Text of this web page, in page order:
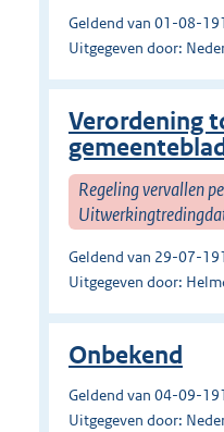
Geldend van 01-08-
Uitgegeven door:
Verordening
Regeling vervallen
Geldend van 29-07-
Uitgegeven door:
Onbekend
Geldend van 04-09-
Uitgegeven door: